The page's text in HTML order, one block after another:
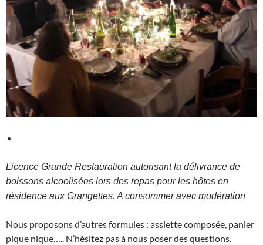
Licence Grande Restauration autorisant la délivrance de
boissons alcoolisées lors des repas pour les hôtes en
résidence aux Grangettes. A consommer avec modération
Nous proposons d’autres formules : assiette composée, panier
pique nique….. N’hésitez pas à nous poser des questions.